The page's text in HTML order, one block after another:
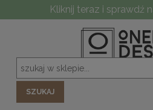
Kliknij teraz i sprawdź
SZUKAJ